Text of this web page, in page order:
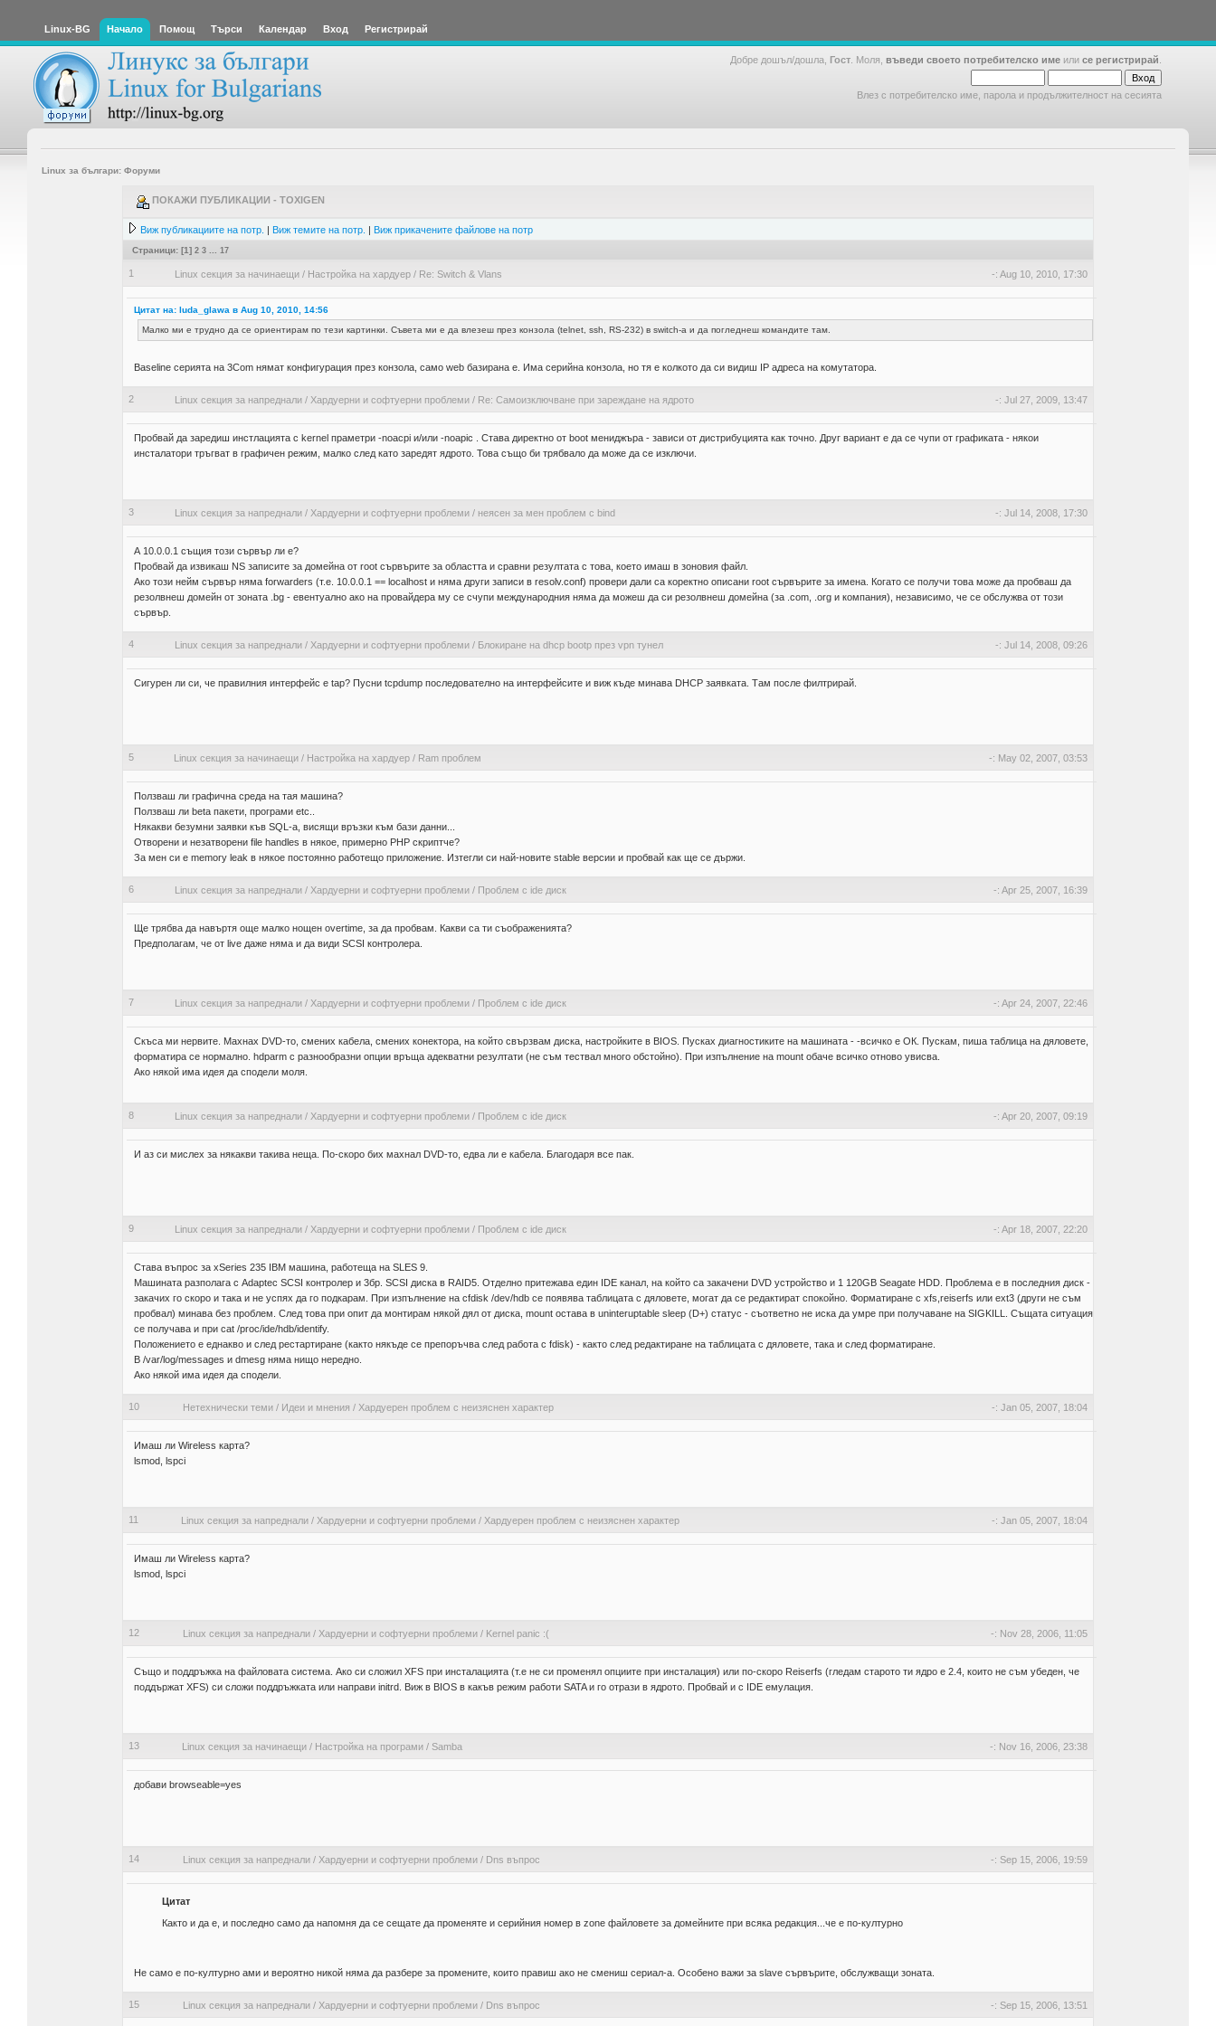
Linux-BG Начало Помощ Търси Календар Вход Регистрирай
Добре дошъл/дошла, Гост . Моля, въведи своето потребителско име или се регистрирай
Влез с потребителско име, парола и продължителност на сесията
Linux за българи: Форуми
ПОКАЖИ ПУБЛИКАЦИИ - TOXIGEN
Виж публикациите на потр. | Виж темите на потр. | Виж прикачените файлове на потр
Страници: [1] 2 3 17
1 Linux секция за начинаещи / Настройка на хардуер / Re: Switch & Vlans -: Aug 10, 2010, 17:30
Цитат на: luda_glawa в Aug 10, 2010, 14:56
Малко ми е трудно да се ориентирам по тези картинки. Съвета ми е да влезеш през конзола (telnet, ssh, RS-232) в switch-a и да погледнеш командите там.
Baseline серията на 3Com нямат конфигурация през конзола, само web базирана е. Има серийна конзола, но тя е колкото да си видиш IP адреса на комутатора.
2 Linux секция за напреднали / Хардуерни и софтуерни проблеми / Re: Самоизключване при зареждане на ядрото -: Jul 27, 2009, 13:47
Пробвай да заредиш инстлацията с kernel праметри -noacpi и/или -noapic . Става директно от boot мениджъра - зависи от дистрибуцията как точно. Друг вариант е да се чупи от графиката - някои
инсталатори тръгват в графичен режим, малко след като заредят ядрото. Това също би трябвало да може да се изключи.
3 Linux секция за напреднали / Хардуерни и софтуерни проблеми / неясен за мен проблем с bind -: Jul 14, 2008, 17:30
А 10.0.0.1 същия този сървър ли е?
Пробвай да извикаш NS записите за домейна от root сървърите за областта и сравни резултата с това, което имаш в зоновия файл.
Ако този нейм сървър няма forwarders (т.е. 10.0.0.1 == localhost и няма други записи в resolv.conf) провери дали са коректно описани root сървърите за имена. Когато се получи това може да пробваш да
резолвнеш домейн от зоната .bg - евентуално ако на провайдера му се счупи международния няма да можеш да си резолвнеш домейна (за .com, .org и компания), независимо, че се обслужва от този
сървър.
4 Linux секция за напреднали / Хардуерни и софтуерни проблеми / Блокиране на dhcp bootp през vpn тунел -: Jul 14, 2008, 09:26
Сигурен ли си, че правилния интерфейс е tap? Пусни tcpdump последователно на интерфейсите и виж къде минава DHCP заявката. Там после филтрирай.
5 Linux секция за начинаещи / Настройка на хардуер / Ram проблем -: May 02, 2007, 03:53
Ползваш ли графична среда на тая машина?
Ползваш ли beta пакети, програми etc..
Някакви безумни заявки къв SQL-а, висящи връзки към бази данни...
Отворени и незатворени file handles в някое, примерно PHP скриптче?
За мен си е memory leak в някое постоянно работещо приложение. Изтегли си най-новите stable версии и пробвай как ще се държи.
6 Linux секция за напреднали / Хардуерни и софтуерни проблеми / Проблем с ide диск -: Apr 25, 2007, 16:39
Ще трябва да навъртя още малко нощен overtime, за да пробвам. Какви са ти съображенията?
Предполагам, че от live даже няма и да види SCSI контролера.
7 Linux секция за напреднали / Хардуерни и софтуерни проблеми / Проблем с ide диск -: Apr 24, 2007, 22:46
Скъса ми нервите. Махнах DVD-то, смених кабела, смених конектора, на който свързвам диска, настройките в BIOS. Пусках диагностиките на машината - -всичко е ОК. Пускам, пиша таблица на дяловете,
форматира се нормално. hdparm с разнообразни опции връща адекватни резултати (не съм тествал много обстойно). При изпълнение на mount обаче всичко отново увисва.
Ако някой има идея да сподели моля.
8 Linux секция за напреднали / Хардуерни и софтуерни проблеми / Проблем с ide диск -: Apr 20, 2007, 09:19
И аз си мислех за някакви такива неща. По-скоро бих махнал DVD-то, едва ли е кабела. Благодаря все пак.
9 Linux секция за напреднали / Хардуерни и софтуерни проблеми / Проблем с ide диск -: Apr 18, 2007, 22:20
Става въпрос за xSeries 235 IBM машина, работеща на SLES 9.
Машината разполага с Adaptec SCSI контролер и 3бр. SCSI диска в RAID5. Отделно притежава един IDE канал, на който са закачени DVD устройство и 1 120GB Seagate HDD. Проблема е в последния диск -
закачих го скоро и така и не успях да го подкарам. При изпълнение на cfdisk /dev/hdb се появява таблицата с дяловете, могат да се редактират спокойно. Форматиране с xfs,reiserfs или ext3 (други не съм
пробвал) минава без проблем. След това при опит да монтирам някой дял от диска, mount остава в uninteruptable sleep (D+) статус - съответно не иска да умре при получаване на SIGKILL. Същата ситуация
се получава и при cat /proc/ide/hdb/identify.
Положението е еднакво и след рестартиране (както някъде се препоръчва след работа с fdisk) - както след редактиране на таблицата с дяловете, така и след форматиране.
В /var/log/messages и dmesg няма нищо нередно.
Ако някой има идея да сподели.
10 Нетехнически теми / Идеи и мнения / Хардуерен проблем с неизяснен характер -: Jan 05, 2007, 18:04
Имаш ли Wireless карта?
lsmod, lspci
11 Linux секция за напреднали / Хардуерни и софтуерни проблеми / Хардуерен проблем с неизяснен характер -: Jan 05, 2007, 18:04
Имаш ли Wireless карта?
lsmod, lspci
12 Linux секция за напреднали / Хардуерни и софтуерни проблеми / Kernel panic :( -: Nov 28, 2006, 11:05
Също и поддръжка на файловата система. Ако си сложил XFS при инсталацията (т.е не си променял опциите при инсталация) или по-скоро Reiserfs (гледам старото ти ядро е 2.4, които не съм убеден, че
поддържат XFS) си сложи поддръжката или направи initrd. Виж в BIOS в какъв режим работи SATA и го отрази в ядрото. Пробвай и с IDE емулация.
13 Linux секция за начинаещи / Настройка на програми / Samba -: Nov 16, 2006, 23:38
добави browseable=yes
14 Linux секция за напреднали / Хардуерни и софтуерни проблеми / Dns въпрос -: Sep 15, 2006, 19:59
Цитат
Както и да е, и последно само да напомня да се сещате да променяте и серийния номер в zone файловете за домейните при всяка редакция...че е по-културно
Не само е по-културно ами и вероятно никой няма да разбере за промените, които правиш ако не смениш сериал-а. Особено важи за slave сървърите, обслужващи зоната.
15 Linux секция за напреднали / Хардуерни и софтуерни проблеми / Dns въпрос -: Sep 15, 2006, 13:51